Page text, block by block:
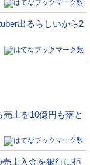
出るらしいから2
売上を10億円も落と
売上入金を銀行に拒